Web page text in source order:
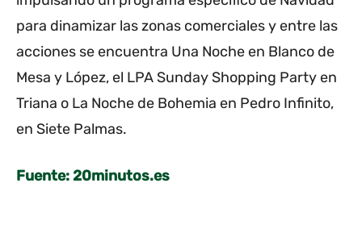
para dinamizar las zonas comerciales y entre las
acciones se encuentra Una Noche en Blanco de
Mesa y López, el LPA Sunday Shopping Party en
Triana o La Noche de Bohemia en Pedro Infinito,
en Siete Palmas.
Fuente: 20minutos.es